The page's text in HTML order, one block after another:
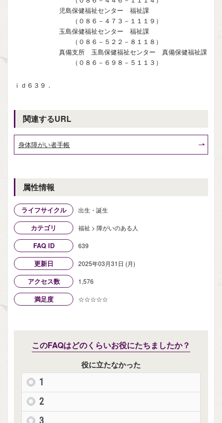
児島保健福祉センター 福祉課
（０８６－４７３－１１１９）
玉島保健福祉センター 福祉課
（０８６－５２２－８１１８）
真備支所 玉島保健福祉センター 真備保健福祉課
（０８６－６９８－５１１３）
ｉｄ６３９．
関連するURL
身体障がい者手帳
属性情報
ライフサイクル 出生・誕生
カテゴリ 福祉 > 障がいのある人
FAQ ID 639
更新日 2025年03月31日 (月)
アクセス数 1,576
満足度 ☆☆☆☆☆
このFAQはどのくらいお役にたちましたか？
役に立たなかった
1
2
3